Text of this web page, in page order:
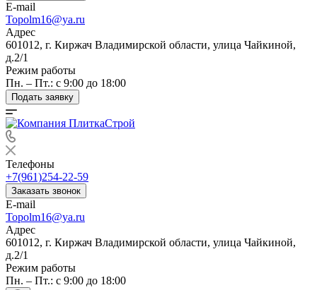
E-mail
Topolm16@ya.ru
Адрес
601012, г. Киржач Владимирской области, улица Чайкиной,
д.2/1
Режим работы
Пн. – Пт.: с 9:00 до 18:00
Подать заявку
Телефоны
+7(961)254-22-59
Заказать звонок
E-mail
Topolm16@ya.ru
Адрес
601012, г. Киржач Владимирской области, улица Чайкиной,
д.2/1
Режим работы
Пн. – Пт.: с 9:00 до 18:00